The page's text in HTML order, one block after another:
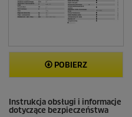
POBIERZ
Instrukcja obsługi i informacje
dotyczące bezpieczeństwa